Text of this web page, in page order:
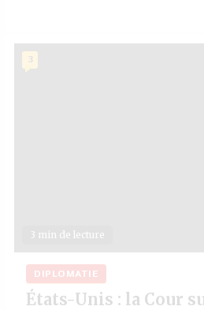
3 min de lecture
3
DIPLOMATIE
États-Unis : la Cour